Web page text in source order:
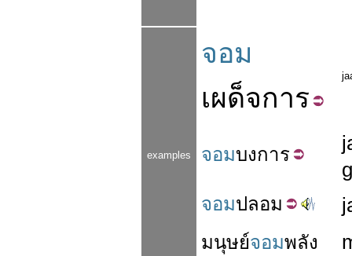
examples
จอม
เผด็จการ
จอมบงการ
จอมปลอม
มนุษย์จอมพลัง